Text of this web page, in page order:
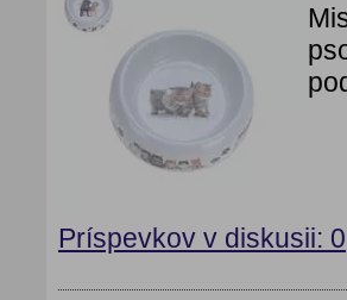
Príspevkov v diskusii: 0